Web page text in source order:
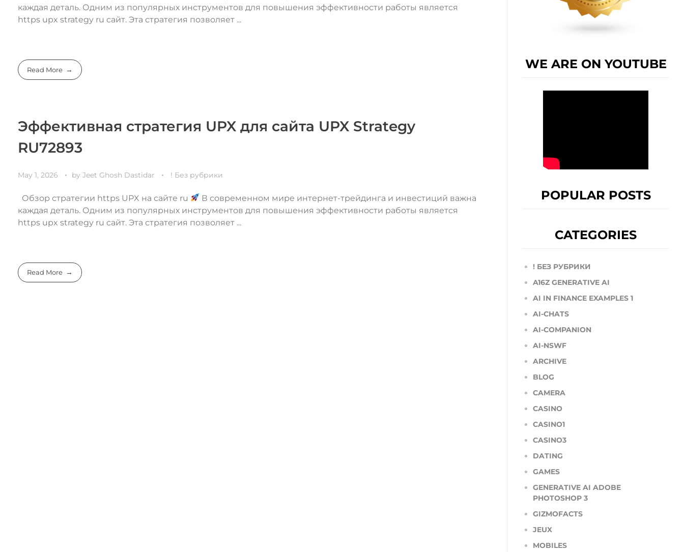
каждая деталь. Одним из популярных инструментов для повышения эффективности работы является
https upx strategy ru сайт. Эта стратегия позволяет ...
Read More
Эффективная стратегия UPX для сайта UPX Strategy
RU72893
May 1, 2026 by Jeet Ghosh Dastidar ! Без рубрики
Обзор стратегии https UPX на сайте ru
В современном мире интернет-трейдинга и инвестиций важна
каждая деталь. Одним из популярных инструментов для повышения эффективности работы является
https upx strategy ru сайт. Эта стратегия позволяет ...
Read More
WE ARE ON YOUTUBE
POPULAR POSTS
CATEGORIES
! БЕЗ РУБРИКИ
A16Z GENERATIVE AI
AI IN FINANCE EXAMPLES 1
AI-CHATS
AI-COMPANION
AI-NSWF
ARCHIVE
BLOG
CAMERA
CASINO
CASINO1
CASINO3
DATING
GAMES
GENERATIVE AI ADOBE
PHOTOSHOP 3
GIZMOFACTS
JEUX
MOBILES